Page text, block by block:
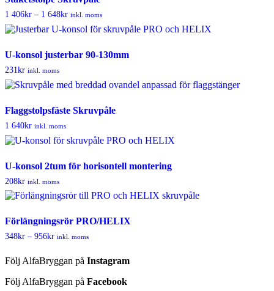
780kr
1 406kr – 1 648krPrisintervall:
406kr
1
inkl. moms
U-konsol justerbar 90-130mm
231 kr inkl. moms
Flaggstolpsfäste Skruvpåle
1 640kr inkl. moms
U-konsol 2tum för horisontell montering
208kr inkl. moms
Förlängningsrör PRO/HELIX
348kr – 956krPrisintervall:
956kr
inkl. moms
Följ AlfaBryggan på Instagram
Följ AlfaBryggan på Facebook